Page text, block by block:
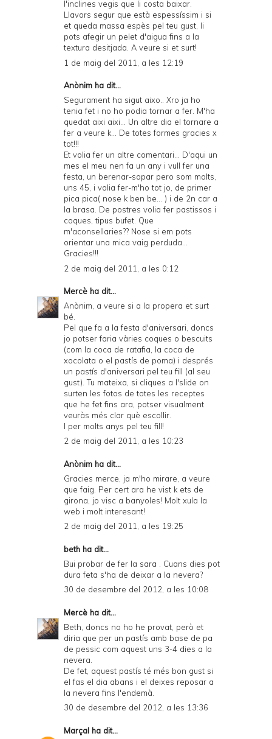
l'inclines vegis que li costa baixar.
Llavors segur que està espessíssim i si
et queda massa espès pel teu gust, li
pots afegir un pelet d'aigua fins a la
textura desitjada. A veure si et surt!
1 de maig del 2011, a les 12:19
Anònim ha dit...
Segurament ha sigut aixo.. Xro ja ho
tenia fet i no ho podia tornar a fer. M'ha
quedat aixi aixi... Un altre dia el tornare a
fer a veure k... De totes formes gracies x
tot!!!
Et volia fer un altre comentari... D'aqui un
mes el meu nen fa un any i vull fer una
festa, un berenar-sopar pero som molts,
uns 45, i volia fer-m'ho tot jo, de primer
pica pica( nose k ben be... ) i de 2n car a
la brasa. De postres volia fer pastissos i
coques, tipus bufet. Que
m'aconsellaries?? Nose si em pots
orientar una mica vaig perduda...
Gracies!!!
2 de maig del 2011, a les 0:12
Mercè ha dit...
Anònim, a veure si a la propera et surt
bé.
Pel que fa a la festa d'aniversari, doncs
jo potser faria vàries coques o bescuits
(com la coca de ratafia, la coca de
xocolata o el pastís de poma) i després
un pastís d'aniversari pel teu fill (al seu
gust). Tu mateixa, si cliques a l'slide on
surten les fotos de totes les receptes
que he fet fins ara, potser visualment
veuràs més clar què escollir.
I per molts anys pel teu fill!
2 de maig del 2011, a les 10:23
Anònim ha dit...
Gracies merce, ja m'ho mirare, a veure
que faig. Per cert ara he vist k ets de
girona, jo visc a banyoles! Molt xula la
web i molt interesant!
2 de maig del 2011, a les 19:25
beth ha dit...
Bui probar de fer la sara . Cuans dies pot
dura feta s'ha de deixar a la nevera?
30 de desembre del 2012, a les 10:08
Mercè ha dit...
Beth, doncs no ho he provat, però et
diria que per un pastís amb base de pa
de pessic com aquest uns 3-4 dies a la
nevera.
De fet, aquest pastís té més bon gust si
el fas el dia abans i el deixes reposar a
la nevera fins l'endemà.
30 de desembre del 2012, a les 13:36
Marçal ha dit...